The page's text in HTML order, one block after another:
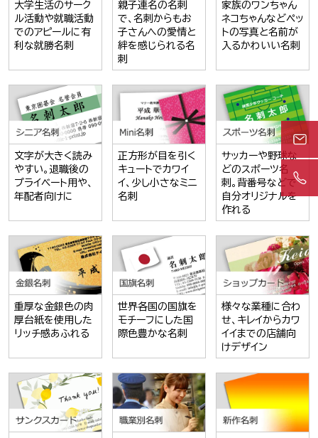
大学生活のサーク
ル活動や就職活動
でのアピールに有
利な就勝名刺
親子連名の名刺
で、名刺からもお
子さんへの愛情と
絆を感じられる名
刺
家族のワンちゃん
ネコちゃんなどペッ
トの写真と名前が
入るかわいい名刺
文字が大きく読み
やすい。退職後の
プライベート用や、
年配者向けに
正方形が目を引く
キュートでカワイ
イ、少し小さなミニ
名刺
サッカーや野球な
どのスポーツ名
刺。背番号などで
自分オリジナルを
作れる
重厚な金銀色の肉
厚台紙を使用した
リッチ感あふれる
世界各国の国旗を
モチーフにした国
際色豊かな名刺
様々な業種に合わ
せ、キレイからカワ
イイまでの店舗向
けデザイン